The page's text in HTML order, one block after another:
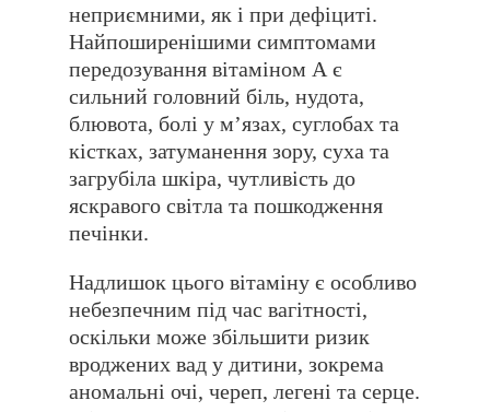
неприємними, як і при дефіциті.
Найпоширенішими симптомами
передозування вітаміном А є
сильний головний біль, нудота,
блювота, болі у мʼязах, суглобах та
кістках, затуманення зору, суха та
загрубіла шкіра, чутливість до
яскравого світла та пошкодження
печінки.
Надлишок цього вітаміну є особливо
небезпечним під час вагітності,
оскільки може збільшити ризик
вроджених вад у дитини, зокрема
аномальні очі, череп, легені та серце.